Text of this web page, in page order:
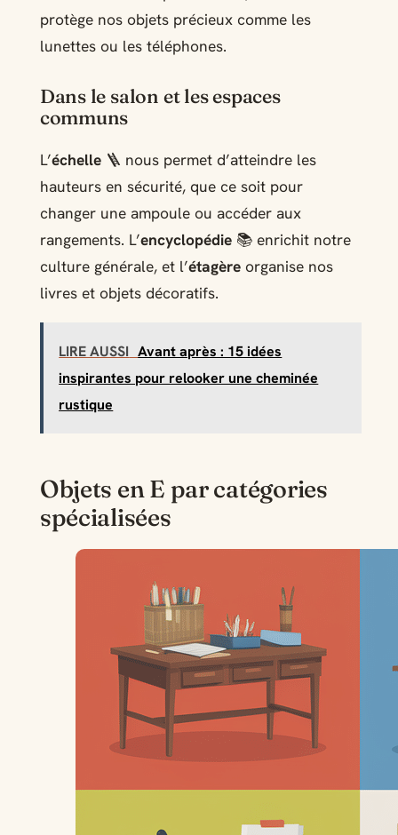
protège nos objets précieux comme les
lunettes ou les téléphones.
Dans le salon et les espaces
communs
L’échelle🪜 nous permet d’atteindre les
hauteurs en sécurité, que ce soit pour
changer une ampoule ou accéder aux
rangements. L’encyclopédie📚 enrichit notre
culture générale, et l’étagèreorganise nos
livres et objets décoratifs.
LIRE AUSSI Avant après : 15 idées
inspirantes pour relooker une cheminée
rustique
Objets en E par catégories
spécialisées